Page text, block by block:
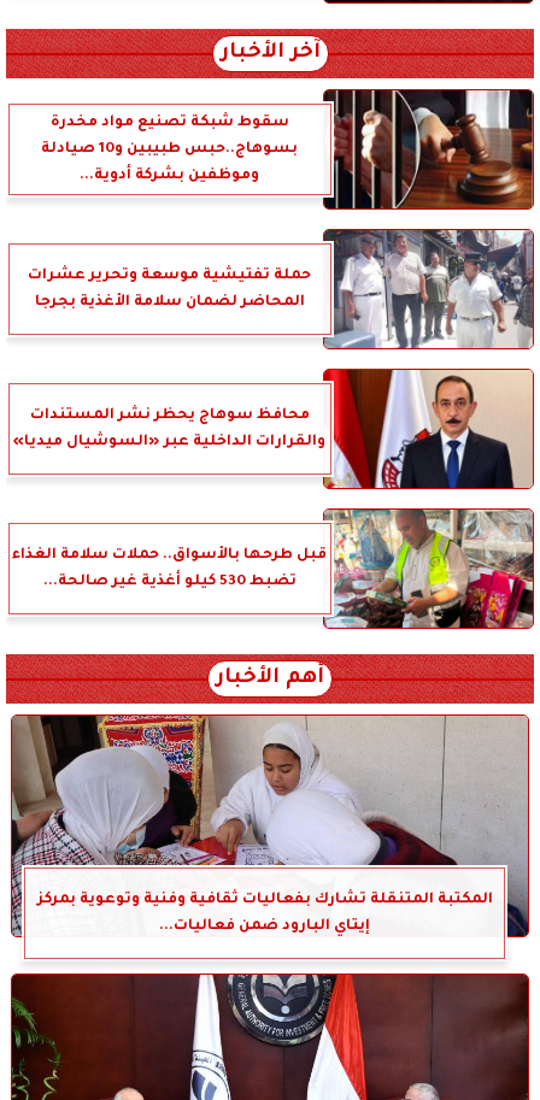
آخر الأخبار
سقوط شبكة تصنيع مواد مخدرة
بسوهاج..حبس طبيبين و10 صيادلة
وموظفين بشركة أدوية...
حملة تفتيشية موسعة وتحرير عشرات
المحاضر لضمان سلامة الأغذية بجرجا
محافظ سوهاج يحظر نشر المستندات
والقرارات الداخلية عبر «السوشيال ميديا»
قبل طرحها بالأسواق.. حملات سلامة الغذاء
تضبط 530 كيلو أغذية غير صالحة...
أهم الأخبار
المكتبة المتنقلة تشارك بفعاليات ثقافية وفنية وتوعوية بمركز
إيتاي البارود ضمن فعاليات...